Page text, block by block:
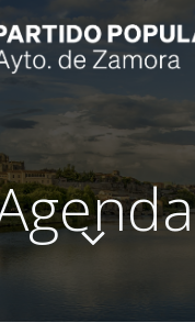
al
contenido